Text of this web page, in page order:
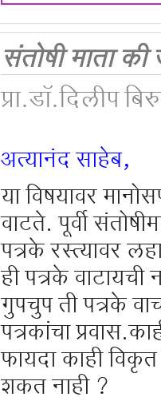
संतोषी माता
प्रा.डॉ.दिलीप
अत्यानंद साहेब,
या विषयावर
वाटते. पूर्वी
पत्रके रस्त्यावर
ही पत्रके
गुपचुप ती पत्रके
पत्रकांचा
फायदा काही
शकत नाही ?